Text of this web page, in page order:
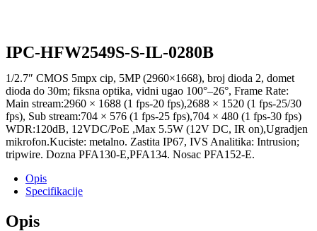
IPC-HFW2549S-S-IL-0280B
1/2.7″ CMOS 5mpx cip, 5MP (2960×1668), broj dioda 2, domet
dioda do 30m; fiksna optika, vidni ugao 100°–26°, Frame Rate:
Main stream:2960 × 1688 (1 fps-20 fps),2688 × 1520 (1 fps-25/30
fps), Sub stream:704 × 576 (1 fps-25 fps),704 × 480 (1 fps-30 fps)
WDR:120dB, 12VDC/PoE ,Max 5.5W (12V DC, IR on),Ugradjen
mikrofon.Kuciste: metalno. Zastita IP67, IVS Analitika: Intrusion;
tripwire. Dozna PFA130-E,PFA134. Nosac PFA152-E.
Opis
Specifikacije
Opis